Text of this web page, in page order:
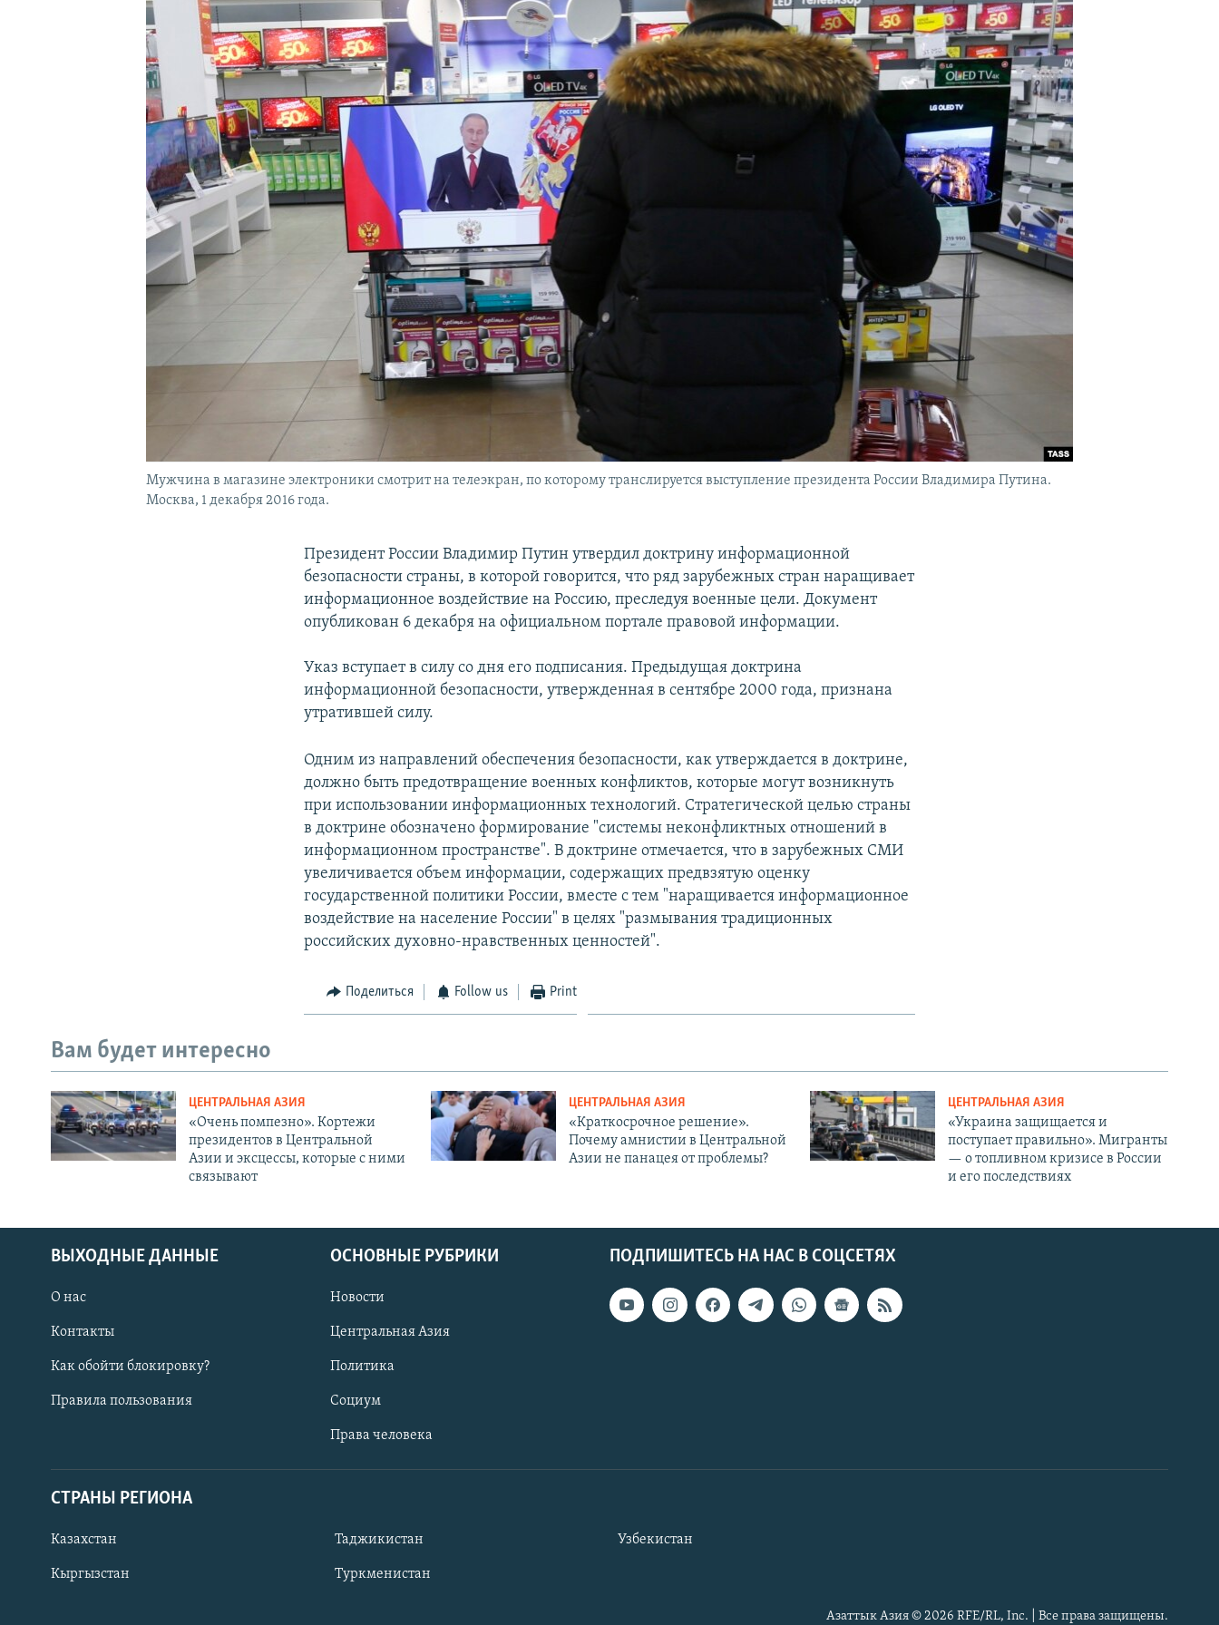
Мужчина в магазине электроники смотрит на телеэкран, по которому транслируется выступление президента России Владимира Путина.
Москва, 1 декабря 2016 года.
Президент России Владимир Путин утвердил доктрину информационной
безопасности страны, в которой говорится, что ряд зарубежных стран наращивает
информационное воздействие на Россию, преследуя военные цели. Документ
опубликован 6 декабря на официальном портале правовой информации.
Указ вступает в силу со дня его подписания. Предыдущая доктрина
информационной безопасности, утвержденная в сентябре 2000 года, признана
утратившей силу.
Одним из направлений обеспечения безопасности, как утверждается в доктрине,
должно быть предотвращение военных конфликтов, которые могут возникнуть
при использовании информационных технологий. Стратегической целью страны
в доктрине обозначено формирование "системы неконфликтных отношений в
информационном пространстве". В доктрине отмечается, что в зарубежных СМИ
увеличивается объем информации, содержащих предвзятую оценку
государственной политики России, вместе с тем "наращивается информационное
воздействие на население России" в целях "размывания традиционных
российских духовно-нравственных ценностей".
Поделиться Follow us Print
Вам будет интересно
ЦЕНТРАЛЬНАЯ АЗИЯ
«Очень помпезно». Кортежи
президентов в Центральной
Азии и эксцессы, которые с ними
связывают
ЦЕНТРАЛЬНАЯ АЗИЯ
«Краткосрочное решение».
Почему амнистии в Центральной
Азии не панацея от проблемы?
ЦЕНТРАЛЬНАЯ АЗИЯ
«Украина защищается и
поступает правильно». Мигранты
— о топливном кризисе в России
и его последствиях
ПОДПИШИТЕСЬ НА НАС В СОЦСЕТЯХ
ВЫХОДНЫЕ ДАННЫЕ
О нас
Контакты
Как обойти блокировку?
Правила пользования
ОСНОВНЫЕ РУБРИКИ
Новости
Центральная Азия
Политика
Социум
Права человека
СТРАНЫ РЕГИОНА
Казахстан
Кыргызстан
Таджикистан
Туркменистан
Узбекистан
Азаттык Азия © 2026 RFE/RL, Inc. | Все права защищены.